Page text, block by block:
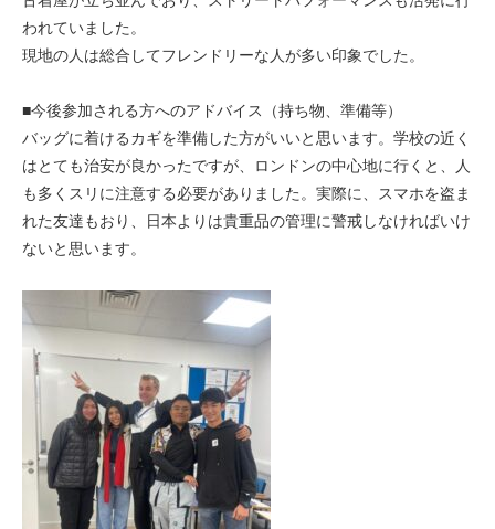
われていました。
現地の人は総合してフレンドリーな人が多い印象でした。
■今後参加される方へのアドバイス（持ち物、準備等）
バッグに着けるカギを準備した方がいいと思います。学校の近く
はとても治安が良かったですが、ロンドンの中心地に行くと、人
も多くスリに注意する必要がありました。実際に、スマホを盗ま
れた友達もおり、日本よりは貴重品の管理に警戒しなければいけ
ないと思います。